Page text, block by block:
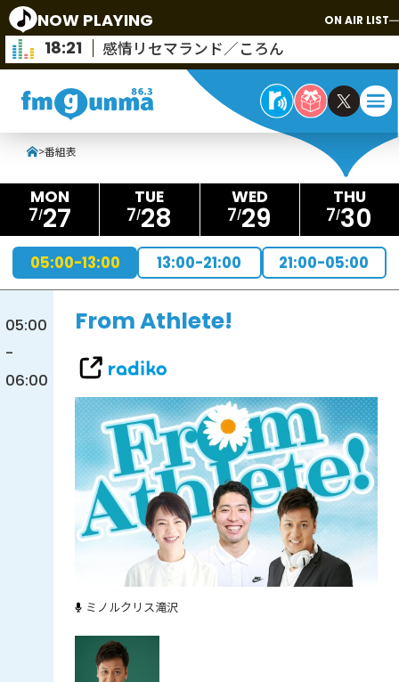
NOW PLAYING ON AIR LIST
18:21 感情リセマランド／ころん
>番組表
7 27 7 28 7 29 7 30
05:00-13:00 13:00-21:00 21:00-05:00
05:00
-
06:00
From Athlete!
ミノルクリス滝沢